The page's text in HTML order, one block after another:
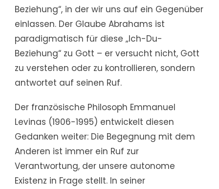
Beziehung“, in der wir uns auf ein Gegenüber
einlassen. Der Glaube Abrahams ist
paradigmatisch für diese „Ich-Du-
Beziehung“ zu Gott – er versucht nicht, Gott
zu verstehen oder zu kontrollieren, sondern
antwortet auf seinen Ruf.
Der französische Philosoph Emmanuel
Levinas (1906-1995) entwickelt diesen
Gedanken weiter: Die Begegnung mit dem
Anderen ist immer ein Ruf zur
Verantwortung, der unsere autonome
Existenz in Frage stellt. In seiner